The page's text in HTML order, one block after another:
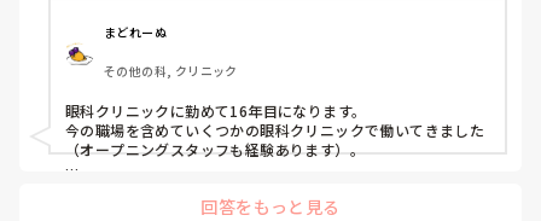
まどれーぬ
その他の科, クリニック
眼科クリニックに勤めて16年目になります。
今の職場を含めていくつかの眼科クリニックで働いてきました
（オープニングスタッフも経験あります）。
回答をもっと見る